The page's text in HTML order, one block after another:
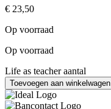
€ 23,50
Op voorraad
Op voorraad
Life as teacher aantal
Toevoegen aan winkelwagen